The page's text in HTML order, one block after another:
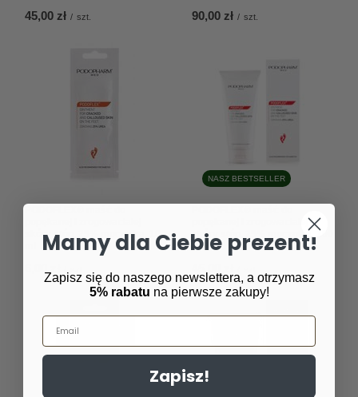
45,00 zł / szt. 90,00 zł / szt.
skóry stóp, 25% mocznika, 10
NASZ BESTSELLER
popękanej i zrogowaciałej
skóry stóp, 25% mocznika, 100
ml
Mamy dla Ciebie prezent!
Zapisz się do naszego newslettera, a otrzymasz
5% rabatu na pierwsze zakupy!
Email
Zapisz!